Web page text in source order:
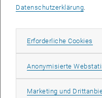
EMBA Online Info
INFORMATIONSVERANSTALTUNG
Datenschutzerklärung
Erforderliche Cookies
Anonymisierte
Marketing und